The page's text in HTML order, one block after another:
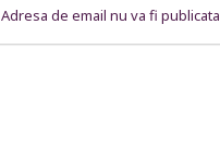
Adresa de email nu va fi publicata